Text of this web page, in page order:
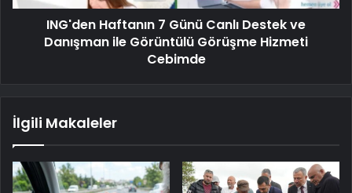
ING'den Haftanın 7 Günü Canlı Destek ve
Danışman ile Görüntülü Görüşme Hizmeti
Cebimde
İlgili Makaleler